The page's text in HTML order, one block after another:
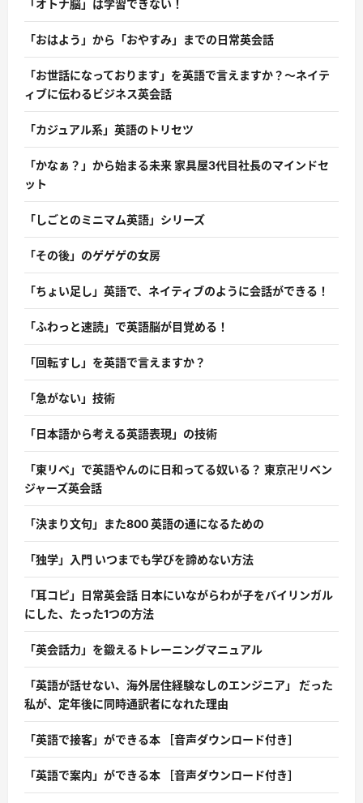
「オトナ脳」は学習できない！
「おはよう」から「おやすみ」までの日常英会話
「お世話になっております」を英語で言えますか？〜ネイテ
ィブに伝わるビジネス英会話
「カジュアル系」英語のトリセツ
「かなぁ？」から始まる未来 家具屋3代目社長のマインドセ
ット
「しごとのミニマム英語」シリーズ
「その後」のゲゲゲの女房
「ちょい足し」英語で、ネイティブのように会話ができる！
「ふわっと速読」で英語脳が目覚める！
「回転すし」を英語で言えますか？
「急がない」技術
「日本語から考える英語表現」の技術
「東リベ」で英語やんのに日和ってる奴いる？ 東京卍リベン
ジャーズ英会話
「決まり文句」また800 英語の通になるための
「独学」入門 いつまでも学びを諦めない方法
「耳コピ」日常英会話 日本にいながらわが子をバイリンガル
にした、たった1つの方法
「英会話力」を鍛えるトレーニングマニュアル
「英語が話せない、海外居住経験なしのエンジニア」 だった
私が、定年後に同時通訳者になれた理由
「英語で接客」ができる本 ［音声ダウンロード付き］
「英語で案内」ができる本 ［音声ダウンロード付き］